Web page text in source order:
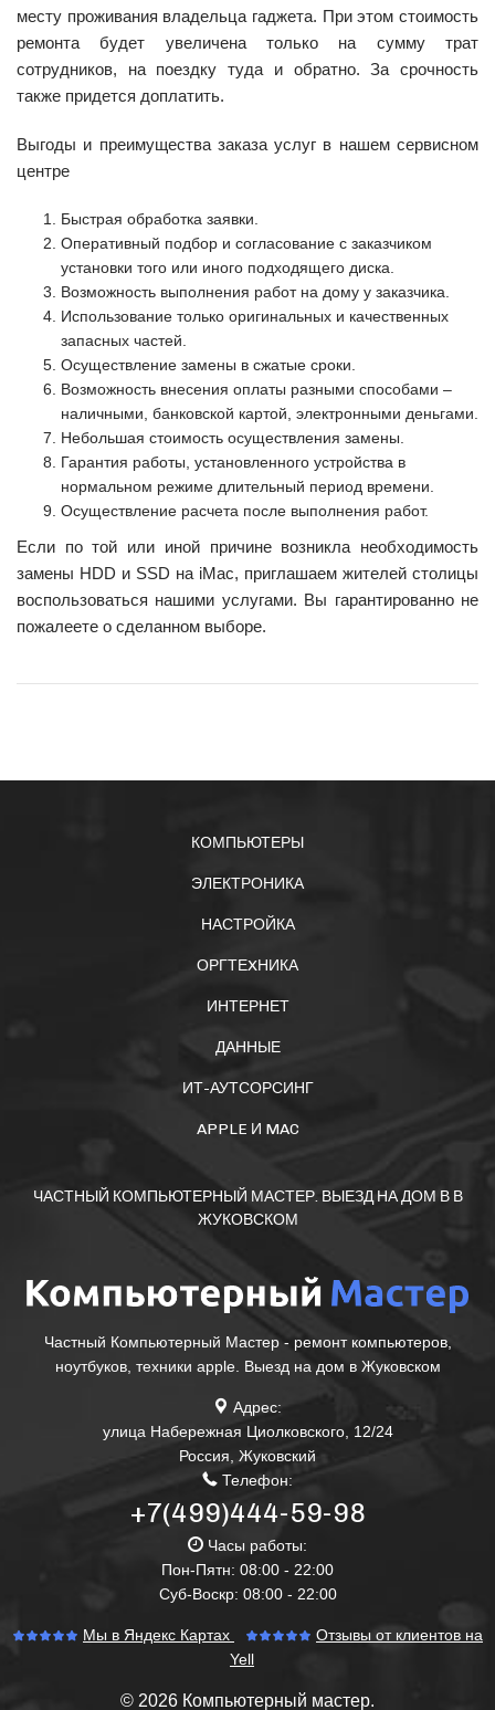
месту проживания владельца гаджета. При этом стоимость
ремонта будет увеличена только на сумму трат
сотрудников, на поездку туда и обратно. За срочность
также придется доплатить.
Выгоды и преимущества заказа услуг в нашем сервисном
центре
Быстрая обработка заявки.
Оперативный подбор и согласование с заказчиком
установки того или иного подходящего диска.
Возможность выполнения работ на дому у заказчика.
Использование только оригинальных и качественных
запасных частей.
Осуществление замены в сжатые сроки.
Возможность внесения оплаты разными способами –
наличными, банковской картой, электронными деньгами.
Небольшая стоимость осуществления замены.
Гарантия работы, установленного устройства в
нормальном режиме длительный период времени.
Осуществление расчета после выполнения работ.
Если по той или иной причине возникла необходимость
замены HDD и SSD на iMac, приглашаем жителей столицы
воспользоваться нашими услугами. Вы гарантированно не
пожалеете о сделанном выборе.
КОМПЬЮТЕРЫ
ЭЛЕКТРОНИКА
НАСТРОЙКА
ОРГТЕXНИКА
ИНТЕРНЕТ
ДАННЫЕ
ИТ-АУТСОРСИНГ
APPLE И MAC
ЧАСТНЫЙ КОМПЬЮТЕРНЫЙ МАСТЕР. ВЫЕЗД НА ДОМ В В
ЖУКОВСКОМ
Частный Компьютерный Мастер - ремонт компьютеров,
ноутбуков, техники apple. Выезд на дом в Жуковском
Адрес:
улица Набережная Циолковского, 12/24
Россия, Жуковский
Телефон:
+7(499)444-59-98
Часы работы:
Пон-Пятн: 08:00 - 22:00
Суб-Воскр: 08:00 - 22:00
Мы в Яндекс Картах
Отзывы от клиентов на
Yell
© 2026 Компьютерный мастер.